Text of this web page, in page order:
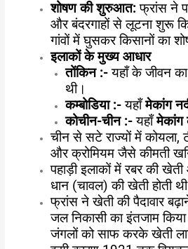
शोषण की शुरुआत:फ्रांस ने
और बंदरगाहों से लूटना शुरू
गांवों में घुसकर किसानों का
इलाकों के मुख्य आधार
तोंकिन :-यहाँ के जीवन
थी।
कम्बोडिया :-यहाँमेकांग
कोचीन-चीन :-यहाँमेकांग
चीन से सटे राज्यों में कोयला,
और क्रोमियम जैसे कीमती
पहाड़ी इलाकों में रबर की
धान (चावल) की खेती होती
फ्रांस ने खेती की पैदावार
जल निकासी का इंतजाम
जंगलों को साफ करके खेती